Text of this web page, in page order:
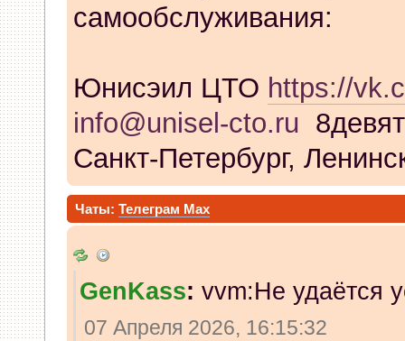
самообслуживания:
Юнисэил ЦТО https://
info@unisel-cto.ru
Санкт-Петербург,
Чаты:Телеграм Max
GenKass: vvm:Не удаётся
07 Апреля 2026, 16:15:32